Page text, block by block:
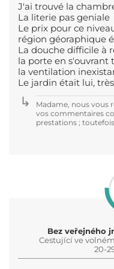
J'ai trouvé la
La literie pas geniale
Le prix pour ce
région géoraphique
La douche difficile à
la porte en s'ouvrant
la ventilation
Le jardin était lui,
Madame, nous vous
vos commentaires
prestations ;
Bez veřejného
Cestující ve
20-